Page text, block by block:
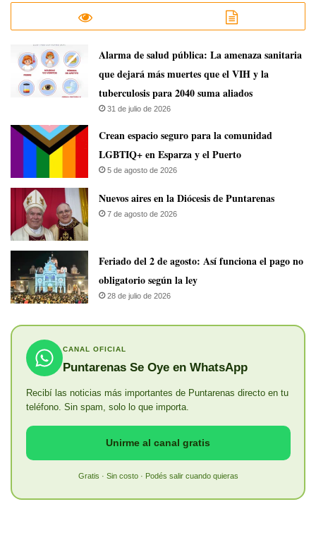
​Alarma de salud pública: La amenaza sanitaria
que dejará más muertes que el VIH y la
tuberculosis para 2040 suma aliados
31 de julio de 2026
Crean espacio seguro para la comunidad
LGBTIQ+ en Esparza y el Puerto
5 de agosto de 2026
​Nuevos aires en la Diócesis de Puntarenas
7 de agosto de 2026
Feriado del 2 de agosto: Así funciona el pago no
obligatorio según la ley
28 de julio de 2026
CANAL OFICIAL
Puntarenas Se Oye en WhatsApp
Recibí las noticias más importantes de Puntarenas directo en tu
teléfono. Sin spam, solo lo que importa.
Unirme al canal gratis
Gratis · Sin costo · Podés salir cuando quieras